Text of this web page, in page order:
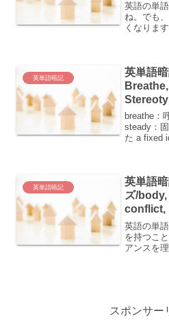
英語の単
ね。でも
くなりま
た・熱中...
英単語暗記
英単語
breathe：
steady：
た a fixed
英単語暗記
英単語
ズ/
conflict,
英語の単
を持つこ
アンスを
スポンサー